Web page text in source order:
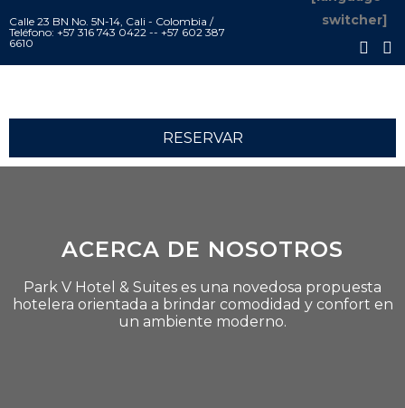
Calle 23 BN No. 5N-14, Cali - Colombia /
Teléfono: +57 316 743 0422 -- +57 602 387
6610
switcher]
RESERVAR
ACERCA DE NOSOTROS
Park V Hotel & Suites es una novedosa propuesta
hotelera orientada a brindar comodidad y confort en
un ambiente moderno.